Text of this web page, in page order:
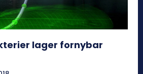
lager fornybar